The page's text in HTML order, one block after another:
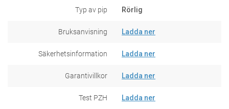
Typ av pip Rörlig
Bruksanvisning Ladda ner
Säkerhetsinformation Ladda ner
Garantivillkor Ladda ner
Test PZH Ladda ner